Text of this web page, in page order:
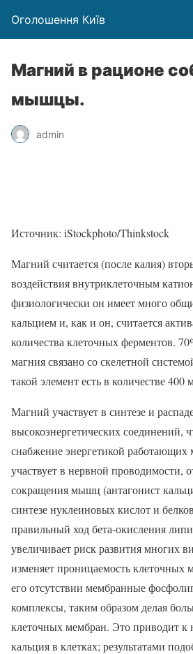
Оголошення Київ
Магний в рационе
мышцы.
admin
Источник: iStockphoto/Thinkstock
Магний считается (после калия)
воздействия внутриклеточным
физиологически он имеет много
кальцием и, как и он, считается
количества клеточных ферментов.
магния связано со скелетной
такой элемент есть в количестве 400
Магний участвует в синтезе и
высокоэнергетических соединений,
снабжение энергетикой
участвует в нервной проводимости,
сокращения мышц (антагонист
синтезе нуклеиновых кислот и
правильный ход бета-окисления
увеличивает риск развития многих
изменяет проницаемость клеточных
его отсутствии мембранные
комплексы, таким образом делая
клеточных мембран. Это приводит к
кальция в клетках; результатами